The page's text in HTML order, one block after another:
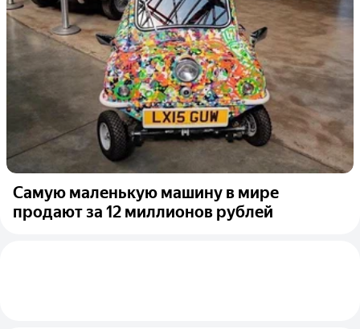
Самую маленькую машину в мире
продают за 12 миллионов рублей